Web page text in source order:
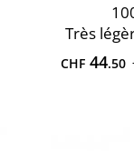
Très
CHF44.50